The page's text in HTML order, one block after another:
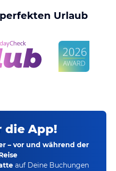
Urlaub
die App!
– vor und während der
auf Deine Buchungen